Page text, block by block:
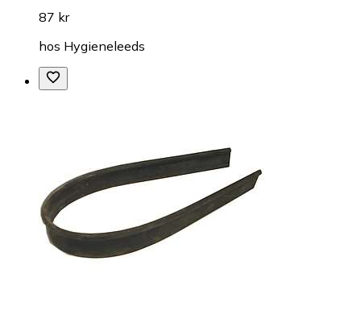
87 kr
hos Hygieneleeds